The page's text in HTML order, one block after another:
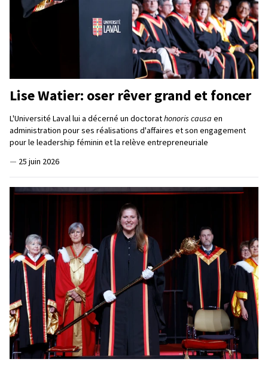
Lise Watier: oser rêver grand et foncer
L'Université Laval lui a décerné un doctorathonoris causa en
administration pour ses réalisations d'affaires et son engagement
pour le leadership féminin et la relève entrepreneuriale
— 25 juin 2026